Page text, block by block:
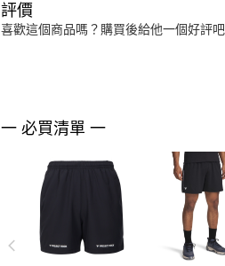
評價
喜歡這個商品嗎？購買後給他一個好評吧
一 必買清單 一